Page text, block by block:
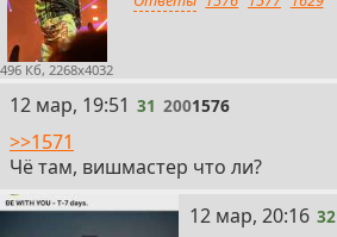
496 Кб, 2268x4032
31
12 мар, 19:51 31 2001576
>>1571
Чё там, вишмастер что ли?
32
12 мар, 20:16 32